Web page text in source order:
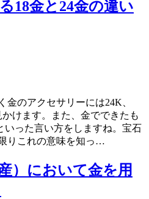
18金と24金の違い
金のアクセサリーには24K、
けます。また、金でできたも
いった言い方をしますね。宝石
りこれの意味を知っ…
）において金を用